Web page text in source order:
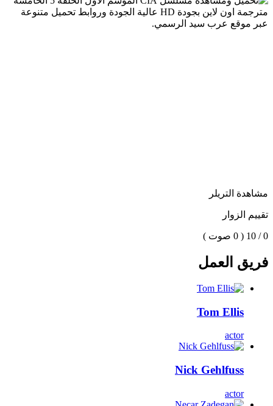
مشاهدة التريلر
تقييم الزوار
0 / 10 ( 0 صوت )
فريق العمل
Tom Ellis
actor
Nick Gehlfuss
actor